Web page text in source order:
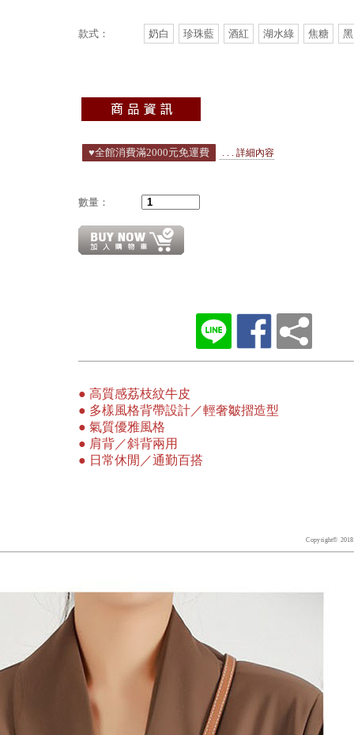
款式： 奶白 珍珠藍 酒紅 湖水綠 焦糖 黑
♥️全館消費滿2000元免運費 . . . 詳細內容
數量：
● 高質感荔枝紋牛皮
● 多樣風格背帶設計／輕奢皺摺造型
● 氣質優雅風格
● 肩背／斜背兩用
● 日常休閒／通勤百搭
Copyright©